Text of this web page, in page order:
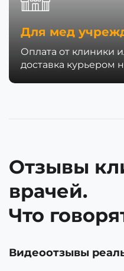
Для мед
Оплата от клиники
доставка
Отзывы
врачей.
Что
Видеоотзывы